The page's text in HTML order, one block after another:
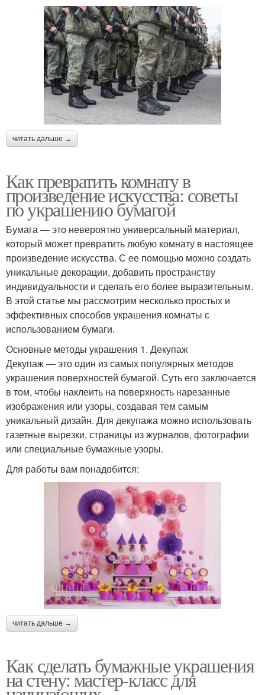
читать дальше →
Как превратить комнату в
произведение искусства: советы
по украшению бумагой
Бумага — это невероятно универсальный материал,
который может превратить любую комнату в настоящее
произведение искусства. С ее помощью можно создать
уникальные декорации, добавить пространству
индивидуальности и сделать его более выразительным.
В этой статье мы рассмотрим несколько простых и
эффективных способов украшения комнаты с
использованием бумаги.
Основные методы украшения 1. Декупаж
Декупаж — это один из самых популярных методов
украшения поверхностей бумагой. Суть его заключается
в том, чтобы наклеить на поверхность нарезанные
изображения или узоры, создавая тем самым
уникальный дизайн. Для декупажа можно использовать
газетные вырезки, страницы из журналов, фотографии
или специальные бумажные узоры.
Для работы вам понадобится:
читать дальше →
Как сделать бумажные украшения
на стену: мастер-класс для